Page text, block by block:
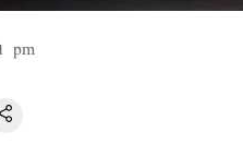
pm